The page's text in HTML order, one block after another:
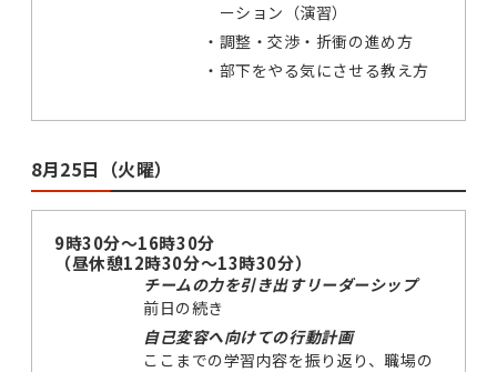
ーション（演習）
・ 調整・交渉・折衝の進め方
・ 部下をやる気にさせる教え方
8月25日（火曜）
9時30分～16時30分
（昼休憩12時30分～13時30分）
チームの力を引き出すリーダーシップ
前日の続き
自己変容へ向けての行動計画
ここまでの学習内容を振り返り、職場の